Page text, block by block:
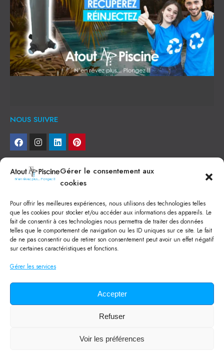
Gérer le consentement aux
cookies
Pour offrir les meilleures expériences, nous utilisons des technologies telles
que les cookies pour stocker et/ou accéder aux informations des appareils. Le
fait de consentir à ces technologies nous permettra de traiter des données
telles que le comportement de navigation ou les ID uniques sur ce site. Le fait
de ne pas consentir ou de retirer son consentement peut avoir un effet négatif
sur certaines caractéristiques et fonctions.
Gérer les services
Accepter
Refuser
Voir les préférences
NOUS SUIVRE
NEWSLETTER
Je veux recevoir toute l'actu
NOS SERVICES
Construction de piscine béton à Narbonne
Piscine coque à Narbonne
Acheter SPA à Narbonne
Pisciniste Narbonne
Mini piscine
Location machine avec chauffeur
Atout Piscine
Mentions légales/Politique de confidentialité